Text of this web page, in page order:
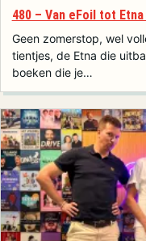
480 – Van eFoil tot
Geen zomerstop, wel
tientjes, de Etna die
boeken die je…